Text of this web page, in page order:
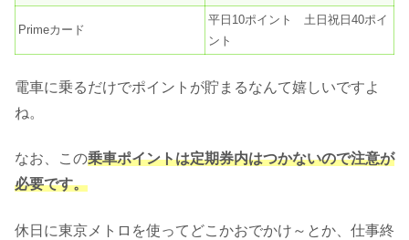
Primeカード
平日10ポイント 土日祝日40ポイ
ント
電車に乗るだけでポイントが貯まるなんて嬉しいですよ
ね。
なお、この乗車ポイントは定期券内はつかないので注意が
必要です。
休日に東京メトロを使ってどこかおでかけ～とか、仕事終